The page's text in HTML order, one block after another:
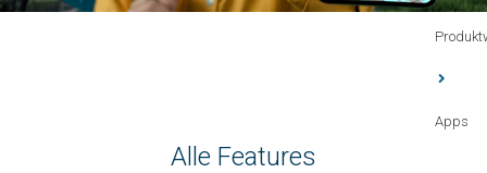
Apps
Alle Features